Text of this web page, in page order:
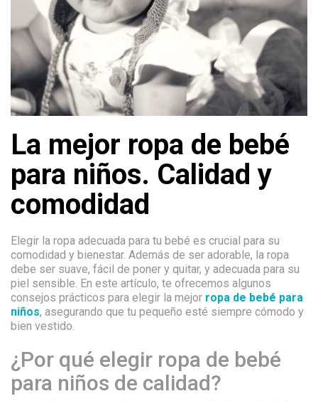
La mejor ropa de bebé
para niños. Calidad y
comodidad
Elegir la ropa adecuada para tu bebé es crucial para su
comodidad y bienestar. Además de ser adorable, la ropa
debe ser suave, fácil de poner y quitar, y adecuada para su
piel sensible. En este artículo, te ofrecemos algunos
consejos prácticos para elegir la mejor ropa de bebé para
niños, asegurando que tu pequeño esté siempre cómodo y
bien vestido.
¿Por qué elegir ropa de bebé
para niños de calidad?